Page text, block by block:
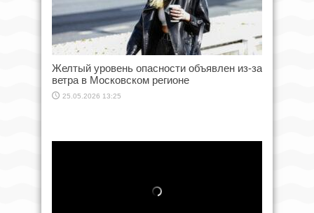
Желтый уровень опасности объявлен из-за
ветра в Московском регионе
25.05.2026 13:25